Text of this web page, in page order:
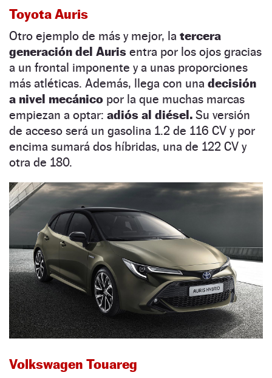
Toyota Auris
Otro ejemplo de más y mejor, la tercera
generación del Auris entra por los ojos gracias
a un frontal imponente y a unas proporciones
más atléticas. Además, llega con una decisión
a nivel mecánico por la que muchas marcas
empiezan a optar: adiós al diésel. Su versión
de acceso será un gasolina 1.2 de 116 CV y por
encima sumará dos híbridas, una de 122 CV y
otra de 180.
Volkswagen Touareg